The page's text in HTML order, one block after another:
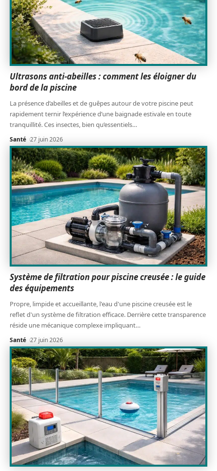
Ultrasons anti-abeilles : comment les éloigner du
bord de la piscine
La présence d’abeilles et de guêpes autour de votre piscine peut
rapidement ternir l’expérience d’une baignade estivale en toute
tranquillité. Ces insectes, bien qu’essentiels…
Santé 27 juin 2026
Système de filtration pour piscine creusée : le guide
des équipements
Propre, limpide et accueillante, l'eau d'une piscine creusée est le
reflet d'un système de filtration efficace. Derrière cette transparence
réside une mécanique complexe impliquant…
Santé 27 juin 2026